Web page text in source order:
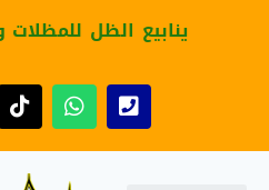
ينابيع الظل